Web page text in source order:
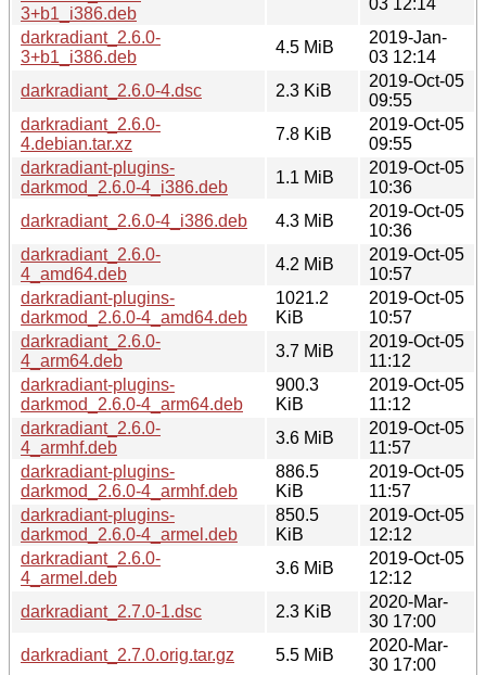
3+b1_i386.deb
darkradiant_2.6.0-
3+b1_i386.deb
4.5 MiB
2019-Jan-
03 12:14
darkradiant_2.6.0-4.dsc
2.3 KiB
2019-Oct-05
09:55
darkradiant_2.6.0-
4.debian.tar.xz
7.8 KiB
2019-Oct-05
09:55
darkradiant-plugins-
darkmod_2.6.0-4_i386.deb
1.1 MiB
2019-Oct-05
10:36
darkradiant_2.6.0-4_i386.deb
4.3 MiB
2019-Oct-05
10:36
darkradiant_2.6.0-
4_amd64.deb
4.2 MiB
2019-Oct-05
10:57
darkradiant-plugins-
darkmod_2.6.0-4_amd64.deb
1021.2
KiB
2019-Oct-05
10:57
darkradiant_2.6.0-
4_arm64.deb
3.7 MiB
2019-Oct-05
11:12
darkradiant-plugins-
darkmod_2.6.0-4_arm64.deb
900.3
KiB
2019-Oct-05
11:12
darkradiant_2.6.0-
4_armhf.deb
3.6 MiB
2019-Oct-05
11:57
darkradiant-plugins-
darkmod_2.6.0-4_armhf.deb
886.5
KiB
2019-Oct-05
11:57
darkradiant-plugins-
darkmod_2.6.0-4_armel.deb
850.5
KiB
2019-Oct-05
12:12
darkradiant_2.6.0-
4_armel.deb
3.6 MiB
2019-Oct-05
12:12
darkradiant_2.7.0-1.dsc
2.3 KiB
2020-Mar-
30 17:00
darkradiant_2.7.0.orig.tar.gz
5.5 MiB
2020-Mar-
30 17:00